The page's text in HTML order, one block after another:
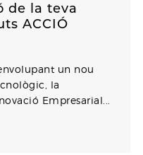
de la teva
ACCIÓ
un nou
la
Empresarial...